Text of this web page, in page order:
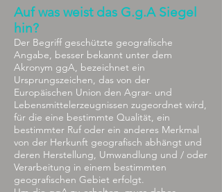
Auf was weist das G.g.A Siegel
hin?
Der Begriff geschützte geografische
Angabe, besser bekannt unter dem
Akronym ggA, bezeichnet ein
Ursprungszeichen, das von der
Europäischen Union den Agrar- und
Lebensmittelerzeugnissen zugeordnet wird,
für die eine bestimmte Qualität, ein
bestimmter Ruf oder ein anderes Merkmal
von der Herkunft geografisch abhängt und
deren Herstellung, Umwandlung und / oder
Verarbeitung in einem bestimmten
geografischen Gebiet erfolgt.